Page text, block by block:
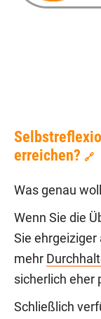
erreichen? 🔗
Was genau
Wenn Sie die
Sie ehrgeiziger
mehr
sicherlich eher
Schließlich